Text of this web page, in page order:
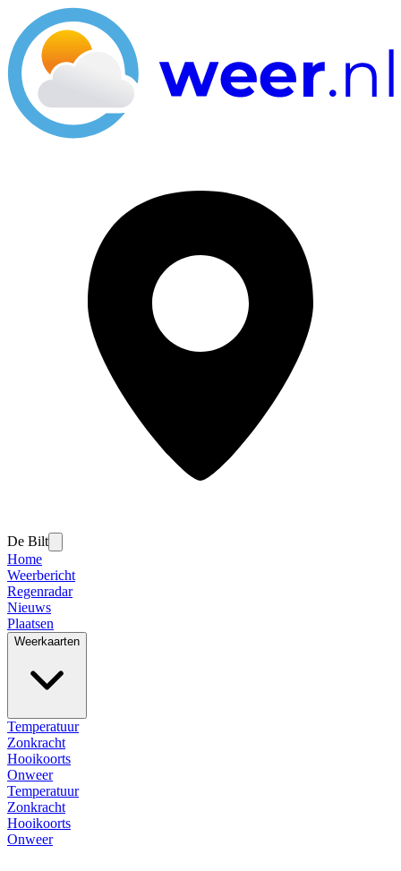
De Bilt
Home
Weerbericht
Regenradar
Nieuws
Plaatsen
Weerkaarten
Temperatuur
Zonkracht
Hooikoorts
Onweer
Temperatuur
Zonkracht
Hooikoorts
Onweer